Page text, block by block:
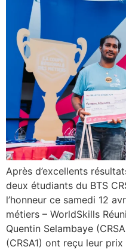
Après d’excellents
deux étudiants du BTS
l’honneur ce samedi 12
métiers – WorldSkills
Quentin Selambaye
(CRSA1) ont reçu leur